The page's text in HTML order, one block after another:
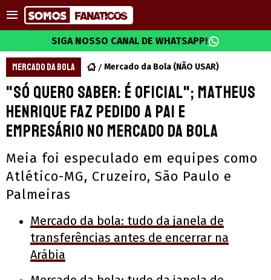
SIGA NOSSO CANAL DE WHATSAPP!
MERCADO DA BOLA Mercado da Bola (NÃO USAR)
"Só quero saber: É oficial"; Matheus
Henrique faz pedido a pai e
empresário no mercado da bola
Meia foi especulado em equipes como
Atlético-MG, Cruzeiro, São Paulo e
Palmeiras
Mercado da bola: tudo da janela de
transferências antes de encerrar na
Arábia